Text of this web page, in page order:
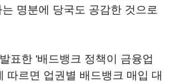
명분에 당국도 공감한 것으로
표한 '배드뱅크 정책이 금융업
따르면 업권별 배드뱅크 매입 대